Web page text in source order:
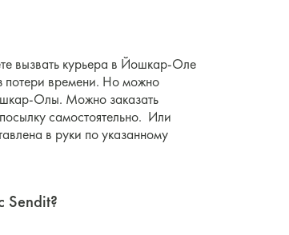
вызвать курьера в Йошкар-Оле
потери времени. Но можно
Олы. Можно заказать
самостоятельно. Или
в руки по указанному
Sendit?